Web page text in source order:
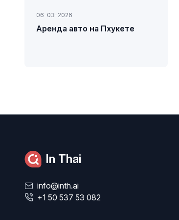
06-03-2026
Аренда авто на Пхукете
In Thai
info@inth.ai
+1 50 537 53 082